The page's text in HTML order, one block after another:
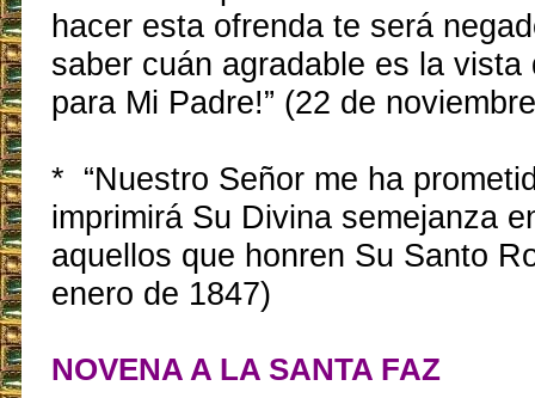
hacer esta ofrenda te será
saber cuán agradable es la vista
para Mi Padre!” (22 de
* “Nuestro Señor me ha
imprimirá Su Divina semejanza
aquellos que honren Su Santo
enero de 1847)
NOVENA A LA SANTA FAZ